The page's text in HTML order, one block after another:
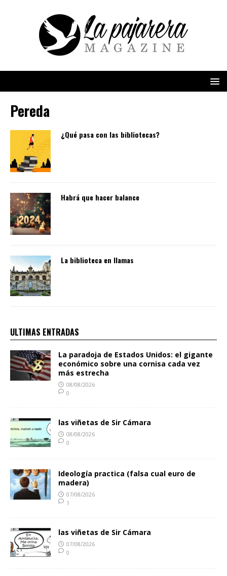
Pereda
¿Qué pasa con las bibliotecas?
Habrá que hacer balance
La biblioteca en llamas
ULTIMAS ENTRADAS
La paradoja de Estados Unidos: el gigante
económico sobre una cornisa cada vez
más estrecha
08/08/2026
0
las viñetas de Sir Cámara
08/08/2026
0
Ideología practica (falsa cual euro de
madera)
07/08/2026
1
las viñetas de Sir Cámara
07/08/2026
0